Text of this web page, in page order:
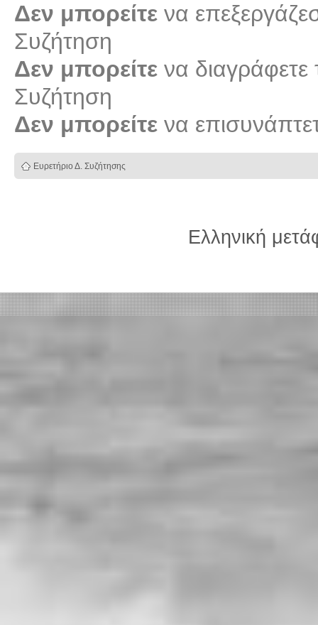
Δεν μπορείτε να
Συζήτηση
Δεν μπορείτε να διαγράφετε
Συζήτηση
Δεν μπορείτε να
Ευρετήριο Δ. Συζήτησης
Ελληνική